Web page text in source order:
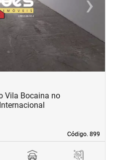
Next
Código. 899
Código. 899
Vila Bocaina no